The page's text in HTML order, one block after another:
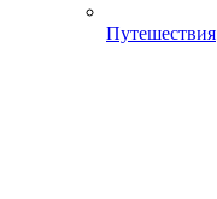
Путешествия